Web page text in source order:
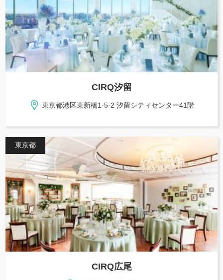
CIRQ汐留
東京都港区東新橋1-5-2 汐留シティセンター41階
東京都
CIRQ広尾